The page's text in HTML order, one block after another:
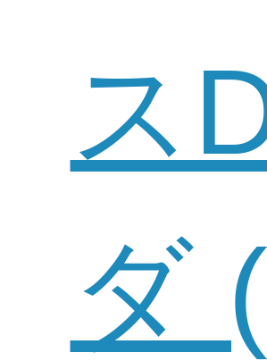
ス
ダ